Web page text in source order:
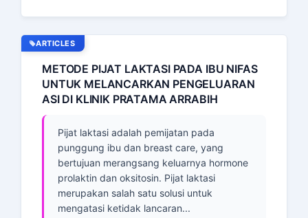
ARTICLES
METODE PIJAT LAKTASI PADA IBU NIFAS
UNTUK MELANCARKAN PENGELUARAN
ASI DI KLINIK PRATAMA ARRABIH
Pijat laktasi adalah pemijatan pada
punggung ibu dan breast care, yang
bertujuan merangsang keluarnya hormone
prolaktin dan oksitosin. Pijat laktasi
merupakan salah satu solusi untuk
mengatasi ketidak lancaran...